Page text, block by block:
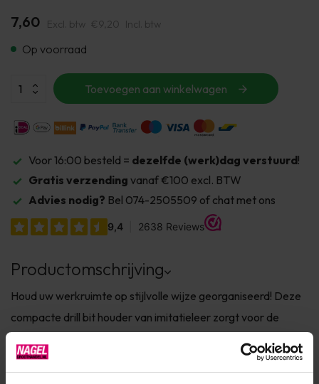
7,60 Excl. btw €9,20 Incl. btw
Op voorraad
Toevoegen aan winkelwagen
Voor 16:00 besteld = dezelfde (werk)dag verstuurd!
Gratis verzending vanaf €100 excl. BTW
Advies nodig? Bel 074-2505509 of chat met ons
Productomschrijving
Houd uw werkruimte op stijlvolle wijze georganiseerd! Deze
compacte drill bit houder van imitatieleer zorgt voor de
ontwerp het gemakkelijk maakt om mee te nemen. Het is de